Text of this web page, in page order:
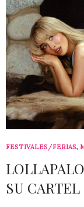
FESTIVALES/FERIAS,
SU CARTEL